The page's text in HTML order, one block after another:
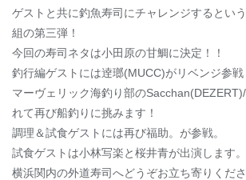
ゲストと共に釣魚寿司にチャレンジするとい
組の第三弾！
今回の寿司ネタは小田原の甘鯛に決定！！
釣行編ゲストには逹瑯(MUCC)がリベンジ参戦
マーヴェリック海釣り部の
れて再び船釣りに挑みます！
調理＆試食ゲストには再び福助。が参戦。
試食ゲストは小林写楽と桜井青が出演します。
横浜関内の外道寿司へどうぞお立ち寄りくださ